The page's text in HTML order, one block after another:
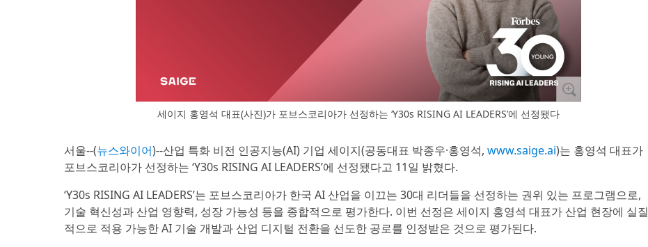
세이지 홍영석 대표(사진)가 포브스코리아가 선정하는 ‘Y30s RISING AI LEADERS’에 선정됐다
서울--(뉴스와이어)--산업 특화 비전 인공지능(AI) 기업 세이지(공동대표 박종우·홍영석, www.saige.ai)는 홍영석 대표가
포브스코리아가 선정하는 ‘Y30s RISING AI LEADERS’에 선정됐다고 11일 밝혔다.
‘Y30s RISING AI LEADERS’는 포브스코리아가 한국 AI 산업을 이끄는 30대 리더들을 선정하는 권위 있는 프로그램으로,
기술 혁신성과 산업 영향력, 성장 가능성 등을 종합적으로 평가한다. 이번 선정은 세이지 홍영석 대표가 산업 현장에 실질
적으로 적용 가능한 AI 기술 개발과 산업 디지털 전환을 선도한 공로를 인정받은 것으로 평가된다.